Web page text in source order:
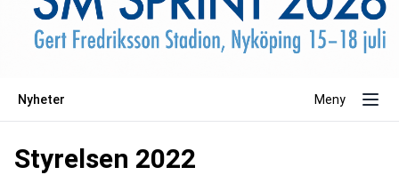
Nyheter Meny
Styrelsen 2022